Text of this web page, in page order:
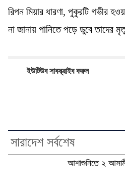
রিপন মিয়ার ধারণা, পুকুরটি গভীর
না জানায় পানিতে পড়ে ডুবে তাদের
ইউটিউব সাবস্ক্রাইব করুন
সারাদেশ সর্বশেষ
আশাশুনিতে ২